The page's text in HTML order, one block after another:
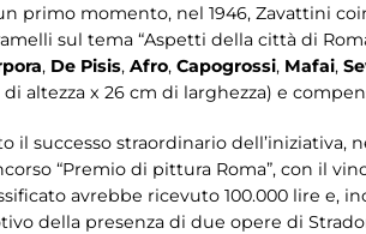
primo momento, nel 1946, Zavattini
sul tema “Aspetti della città di
, De Pisis, Afro, Capogrossi, Mafai,
altezza x 26 cm di larghezza) e
il successo straordinario dell’iniziativa,
“Premio di pittura Roma”, con il
avrebbe ricevuto 100.000 lire e,
della presenza di due opere di